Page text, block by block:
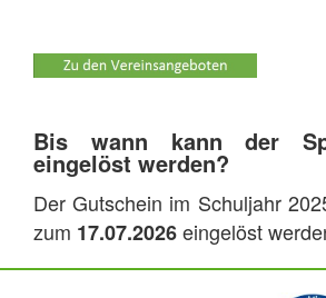
Bis wann kann der
eingelöst werden?
Der Gutschein im Schuljahr
zum 17.07.2026eingelöst